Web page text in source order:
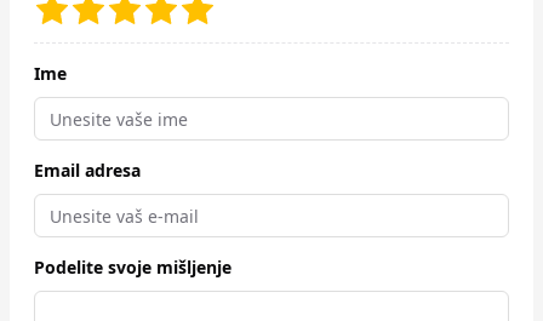
Ime
Email adresa
Podelite svoje mišljenje